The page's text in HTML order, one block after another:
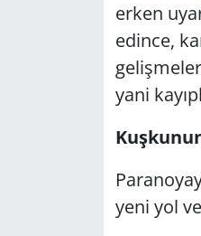
erken
edince,
yani
yeni yol
POLİTİKA
RESMİ İLANLAR